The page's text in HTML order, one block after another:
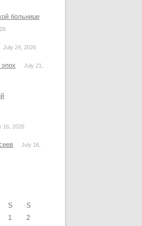
больнице
July 24, 2026
July 21,
16, 2026
July 16,
S S
1
2